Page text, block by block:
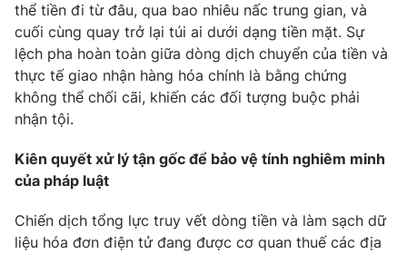
thể tiền đi từ đâu, qua bao nhiêu nấc trung gian, và
cuối cùng quay trở lại túi ai dưới dạng tiền mặt. Sự
lệch pha hoàn toàn giữa dòng dịch chuyển của tiền và
thực tế giao nhận hàng hóa chính là bằng chứng
không thể chối cãi, khiến các đối tượng buộc phải
nhận tội.
Kiên quyết xử lý tận gốc để bảo vệ tính nghiêm minh
của pháp luật
Chiến dịch tổng lực truy vết dòng tiền và làm sạch dữ
liệu hóa đơn điện tử đang được cơ quan thuế các địa